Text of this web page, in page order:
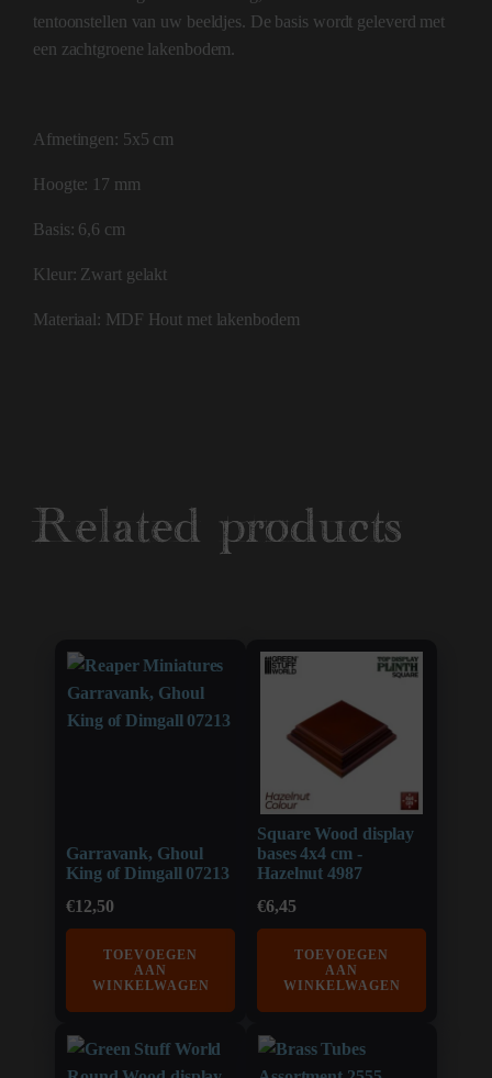
tentoonstellen van uw beeldjes. De basis wordt geleverd met
een zachtgroene lakenbodem.
Afmetingen: 5x5 cm
Hoogte: 17 mm
Basis: 6,6 cm
Kleur: Zwart gelakt
Materiaal: MDF Hout met lakenbodem
Related products
Garravank, Ghoul
King of Dimgall 07213
€12,50
TOEVOEGEN
AAN
WINKELWAGEN
Square Wood display
bases 4x4 cm -
Hazelnut 4987
€6,45
TOEVOEGEN
AAN
WINKELWAGEN